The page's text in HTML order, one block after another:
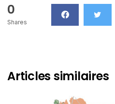
0
Shares
Articles similaires